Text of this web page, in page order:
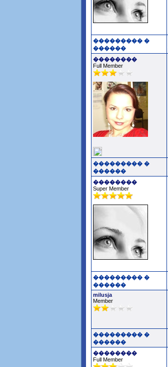
��������� �
������
��������
Full Member
��������� �
������
��������
Super Member
��������� �
������
milusja
Member
��������� �
������
��������
Full Member